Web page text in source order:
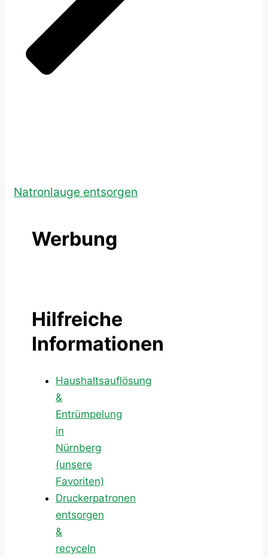
Natronlauge entsorgen
Werbung
Hilfreiche
Informationen
Haushaltsauflösung
&
Entrümpelung
in
Nürnberg
(unsere
Favoriten)
Druckerpatronen
entsorgen
&
recyceln